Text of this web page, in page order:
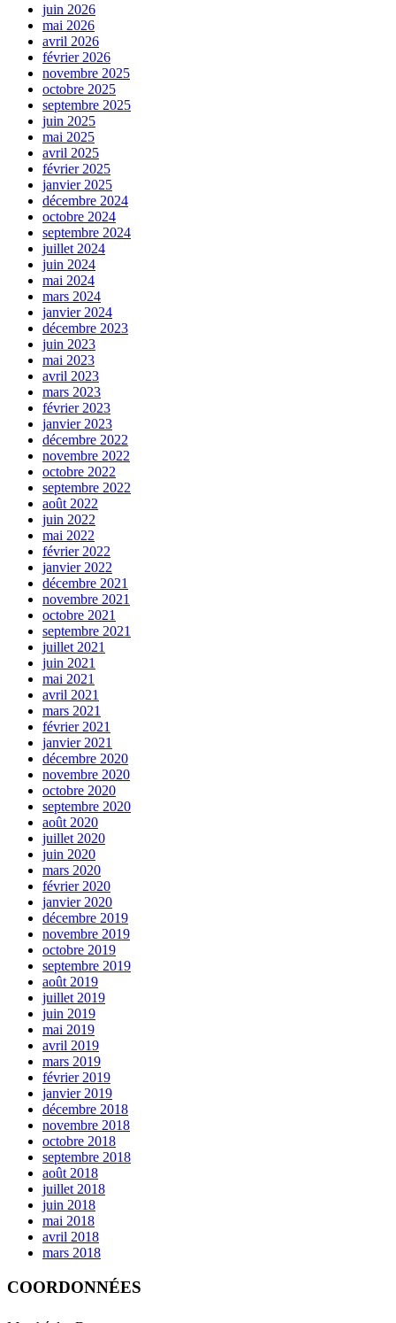
juin 2026
mai 2026
avril 2026
février 2026
novembre 2025
octobre 2025
septembre 2025
juin 2025
mai 2025
avril 2025
février 2025
janvier 2025
décembre 2024
octobre 2024
septembre 2024
juillet 2024
juin 2024
mai 2024
mars 2024
janvier 2024
décembre 2023
juin 2023
mai 2023
avril 2023
mars 2023
février 2023
janvier 2023
décembre 2022
novembre 2022
octobre 2022
septembre 2022
août 2022
juin 2022
mai 2022
février 2022
janvier 2022
décembre 2021
novembre 2021
octobre 2021
septembre 2021
juillet 2021
juin 2021
mai 2021
avril 2021
mars 2021
février 2021
janvier 2021
décembre 2020
novembre 2020
octobre 2020
septembre 2020
août 2020
juillet 2020
juin 2020
mars 2020
février 2020
janvier 2020
décembre 2019
novembre 2019
octobre 2019
septembre 2019
août 2019
juillet 2019
juin 2019
mai 2019
avril 2019
mars 2019
février 2019
janvier 2019
décembre 2018
novembre 2018
octobre 2018
septembre 2018
août 2018
juillet 2018
juin 2018
mai 2018
avril 2018
mars 2018
COORDONNÉES